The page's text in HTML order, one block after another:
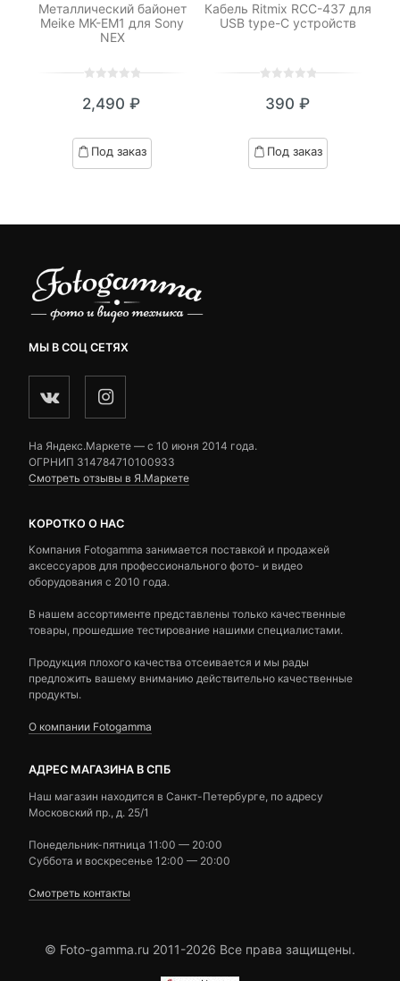
Металлический байонет
Meike MK-EM1 для Sony
NEX
out
based
on
2,490 ₽
Под заказ
Кабель Ritmix RCC-437 для
USB type-C устройств
out
based
on
390 ₽
Под заказ
МЫ В СОЦ СЕТЯХ
На Яндекс.Маркете — c 10 июня 2014 года.
ОГРНИП 314784710100933
Смотреть отзывы в Я.Маркете
КОРОТКО О НАС
Компания Fotogamma занимается поставкой и продажей
аксессуаров для профессионального фото- и видео
оборудования с 2010 года.
В нашем ассортименте представлены только качественные
товары, прошедшие тестирование нашими специалистами.
Продукция плохого качества отсеивается и мы рады
предложить вашему вниманию действительно качественные
продукты.
О компании Fotogamma
АДРЕС МАГАЗИНА В СПБ
Наш магазин находится в Санкт-Петербурге, по адресу
Московский пр., д. 25/1
Понедельник-пятница 11:00 — 20:00
Суббота и воскресенье 12:00 — 20:00
Смотреть контакты
© Foto-gamma.ru 2011-2026 Все права защищены.